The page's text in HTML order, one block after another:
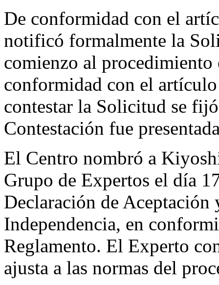
De conformidad con el
notificó formalmente la
comienzo al
conformidad con el
contestar la Solicitud se
Contestación fue
El Centro nombró a
Grupo de Expertos el día
Declaración de Aceptación
Independencia, en
Reglamento. El Experto
ajusta a las normas del